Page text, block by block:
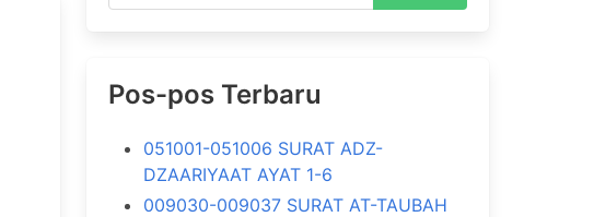
Pos-pos Terbaru
051001-051006 SURAT ADZ-
DZAARIYAAT AYAT 1-6
009030-009037 SURAT AT-TAUBAH